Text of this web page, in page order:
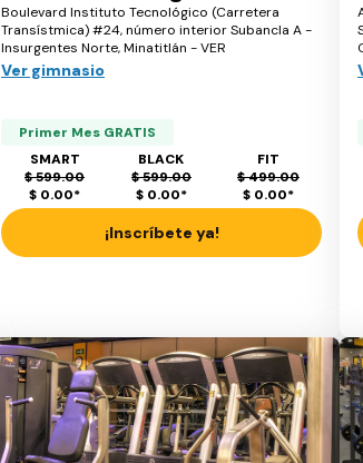
Boulevard Instituto Tecnológico (Carretera
Transístmica) #24, número interior Subancla A -
Insurgentes Norte, Minatitlán - VER
Ver gimnasio
Primer Mes GRATIS
SMART
$ 599.00
$ 0.00*
BLACK
$ 599.00
$ 0.00*
FIT
$ 499.00
$ 0.00*
¡Inscríbete ya!